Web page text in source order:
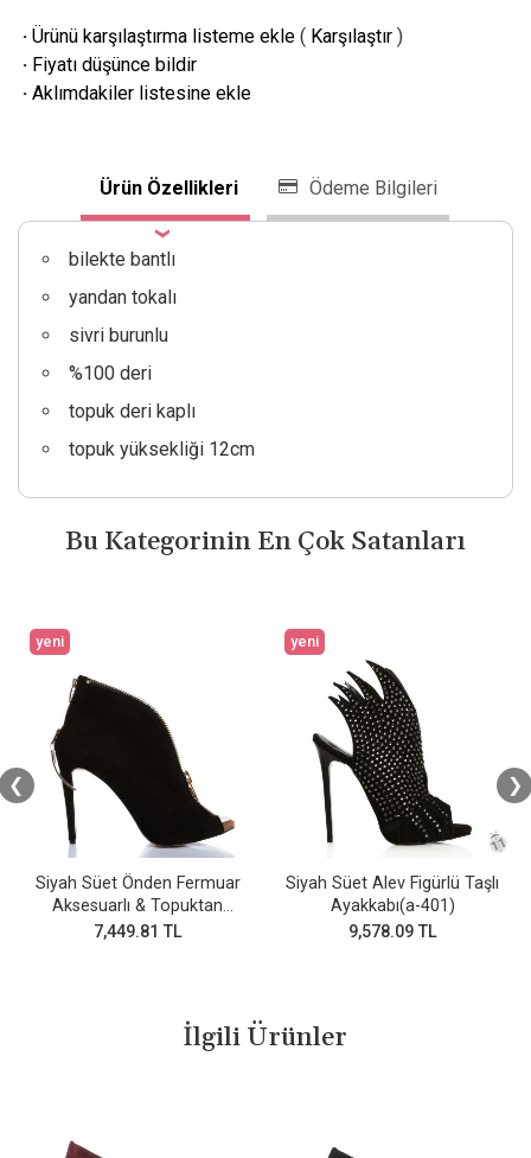
· Ürünü karşılaştırma listeme ekle( Karşılaştır)
· Fiyatı düşünce bildir
· Aklımdakiler listesine ekle
Ürün Özellikleri Ödeme Bilgileri
bilekte bantlı
yandan tokalı
sivri burunlu
%100 deri
topuk deri kaplı
topuk yüksekliği 12cm
Bu Kategorinin En Çok Satanları
yeni
Siyah Süet Önden Fermuar
Aksesuarlı & Topuktan
Geçmeli Fermuarlı Topuk
7,449.81 TL
yeni
Siyah Süet Alev Figürlü Taşlı
Ayakkabı(a-401)
9,578.09 TL
❮ ❯
İlgili Ürünler